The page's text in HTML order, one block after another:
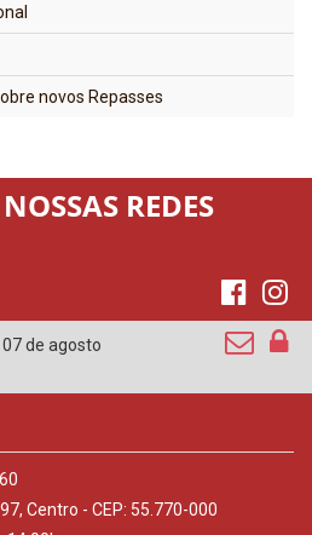
novos Repasses
REDES
07 de agosto
Centro - CEP: 55.770-000